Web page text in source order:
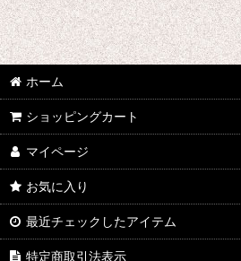
ジョジョの奇妙な冒険
さばげぶっ!
スーパーマリオブラザーズ
食戟のソーマ
サンタ コスプレ衣装
四月は君の嘘
桜Trick
ホーム
ショッピングカート
マイページ
お気に入り
最近チェックしたアイテム
特定商取引法表示